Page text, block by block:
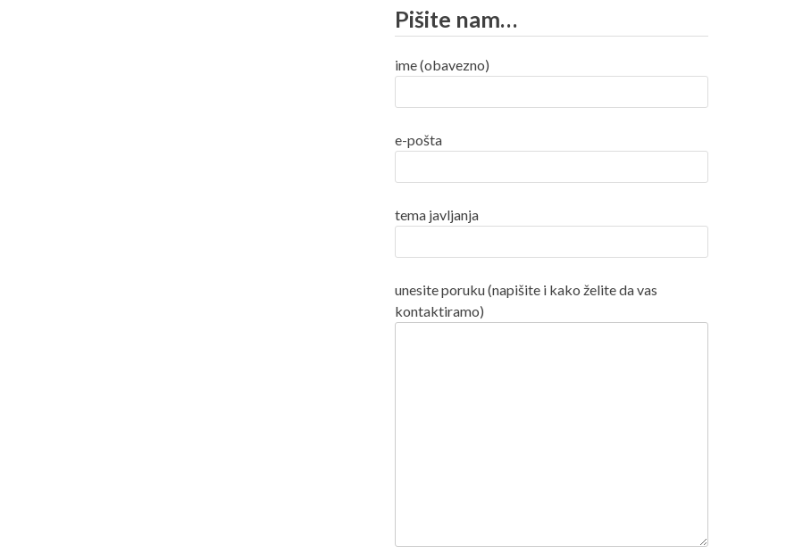
Pišite nam…
ime (obavezno)
e-pošta
tema javljanja
unesite poruku (napišite i kako želite da vas
kontaktiramo)